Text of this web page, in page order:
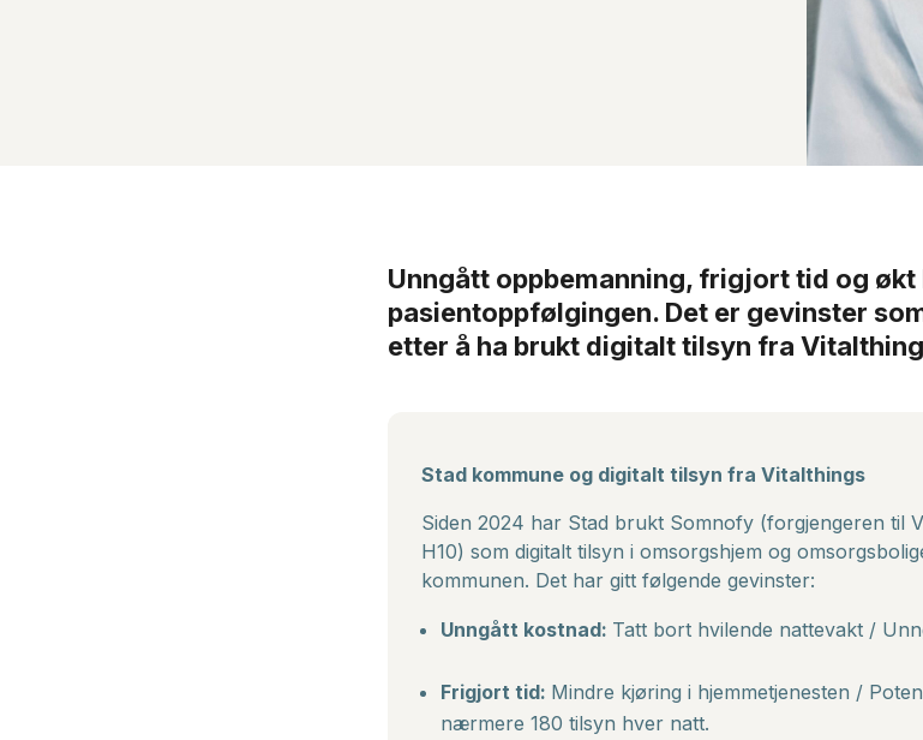
Unngått oppbemanning, frigjort tid og
pasientoppfølgingen. Det er gevinster
etter å ha brukt digitalt tilsyn fra
Stad kommune og digitalt tilsyn fra Vitalthings
Siden 2024 har Stad brukt Somnofy (forgjengeren til
H10) som digitalt tilsyn i omsorgshjem og
kommunen. Det har gitt følgende gevinster:
Unngått kostnad: Tatt bort hvilende nattevakt /
Frigjort tid: Mindre kjøring i hjemmetjenesten /
nærmere 180 tilsyn hver natt.